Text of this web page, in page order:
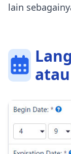
lain